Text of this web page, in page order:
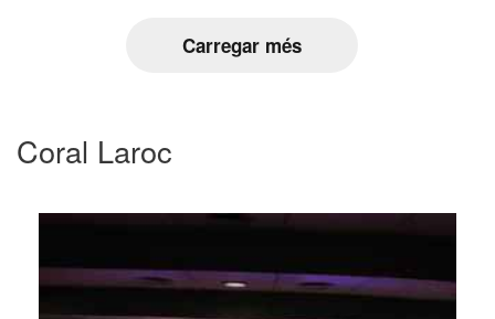
Carregar més
Coral Laroc